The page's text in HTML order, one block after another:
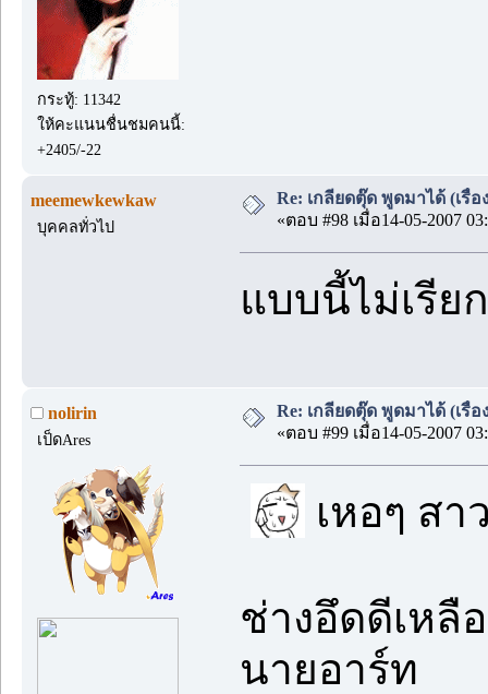
กระทู้: 11342
ให้คะแนนชื่นชมคนนี้:
+2405/-22
meemewkewkaw
บุคคลทั่วไป
Re: เกลียดตุ๊ด พูดมาได้ (เรื่
«ตอบ #98 เมื่อ14-05-2007
แบบนี้ไม่เรีย
nolirin
เป็ดAres
Re: เกลียดตุ๊ด พูดมาได้ (เรื่
«ตอบ #99 เมื่อ14-05-2007
เหอๆ สา
ช่างอึดดีเหลื
นายอาร์ท